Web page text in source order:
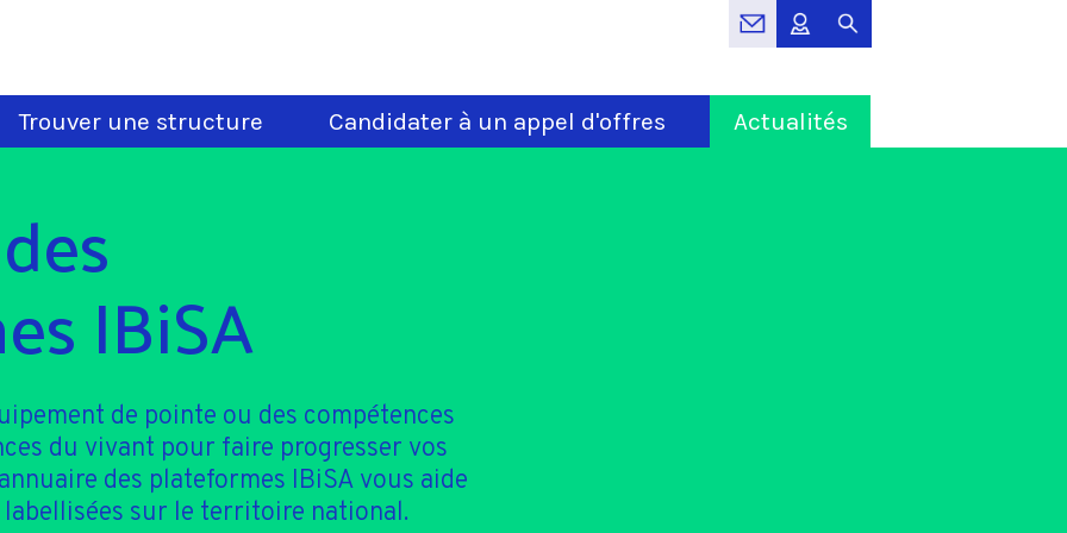
Trouver une structure Candidater à un appel d'offres Actualités
IBiSA
de pointe ou des compétences
du vivant pour faire progresser vos
des plateformes IBiSA vous aide
sur le territoire national.